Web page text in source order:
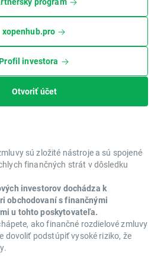
xopenhub.pro
investora
Otvoriť účet
sú zložité nástroje a sú spojené
finančných strát v dôsledku
investorov dochádza k
obchodovaní s finančnými
u tohto poskytovateľa.
ako finančné rozdielové zmluvy
dovoliť podstúpiť vysoké riziko, že